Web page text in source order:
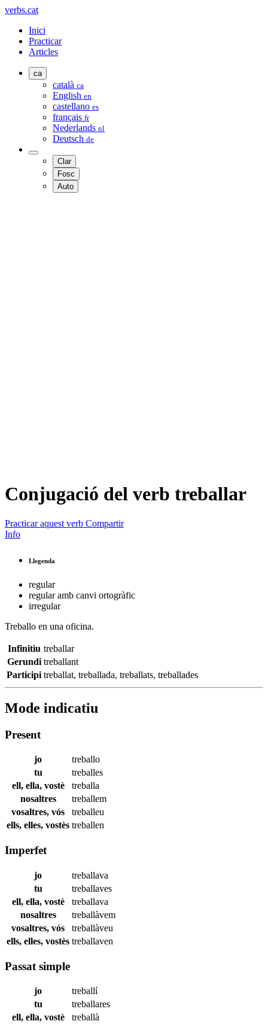
verbs.cat
Inici
Practicar
Articles
ca
català ca
English en
castellano es
français fr
Nederlands nl
Deutsch de
Clar
Fosc
Auto
Conjugació del verb treballar
Practicar aquest verb Compartir
Info
Llegenda
regular
regular amb canvi ortogràfic
irregular
Treballo en una oficina.
Infinitiu treballar
Gerundi treballant
Participi treballat, treballada, treballats, treballades
Mode indicatiu
Present
jo
treballo
tu
treballes
ell, ella, vostè
treballa
nosaltres
treballem
vosaltres, vós
treballeu
ells, elles, vostès treballen
Imperfet
jo
treballava
tu
treballaves
ell, ella, vostè
treballava
nosaltres
treballàvem
vosaltres, vós
treballàveu
ells, elles, vostès treballaven
Passat simple
jo
treballí
tu
treballares
ell, ella, vostè
treballà